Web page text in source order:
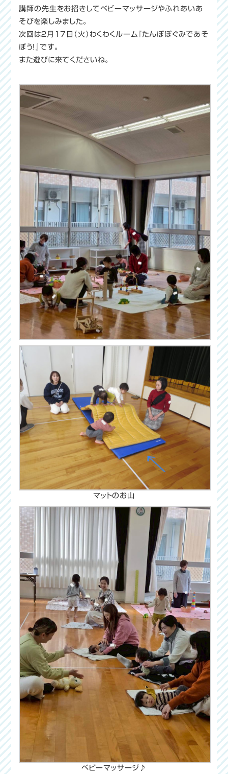
講師の先生をお招きしてベビーマッサージやふれあいあ
そびを楽しみました。
次回は２月17日（火）わくわくルーム『たんぽぽぐみであそ
ぼう！』です。
また遊びに来てくださいね。
マットのお山
ベビーマッサージ♪